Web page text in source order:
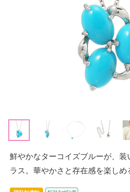
鮮やかなターコイズブルーが、
ラス。華やかさと存在感を楽しめ